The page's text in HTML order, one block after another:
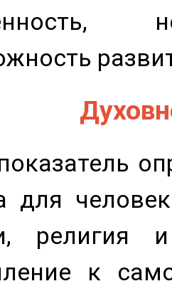
для
религия
к